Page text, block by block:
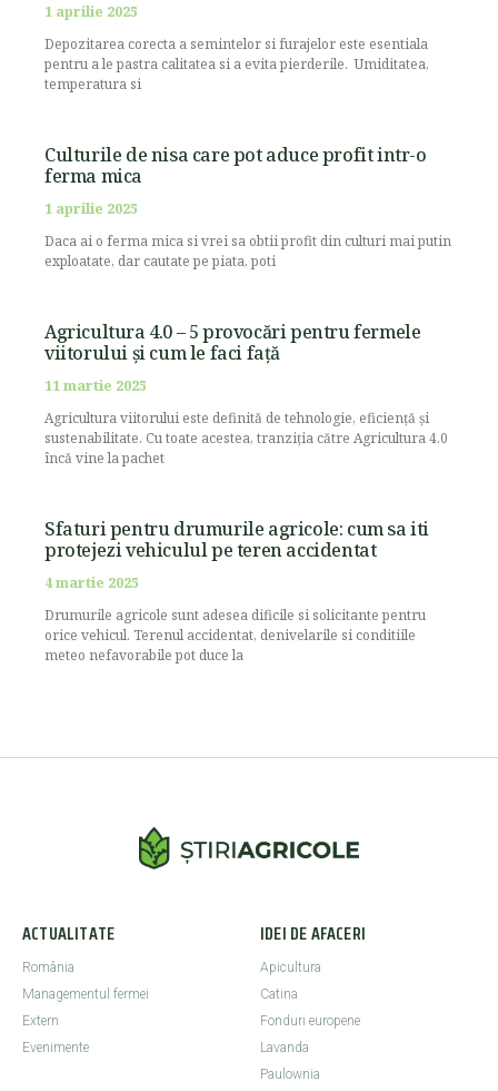
1 aprilie 2025
Depozitarea corecta a semintelor si furajelor este esentiala
pentru a le pastra calitatea si a evita pierderile. Umiditatea,
temperatura si
Culturile de nisa care pot aduce profit intr-o
ferma mica
1 aprilie 2025
Daca ai o ferma mica si vrei sa obtii profit din culturi mai putin
exploatate, dar cautate pe piata, poti
Agricultura 4.0 – 5 provocări pentru fermele
viitorului și cum le faci față
11 martie 2025
Agricultura viitorului este definită de tehnologie, eficiență și
sustenabilitate. Cu toate acestea, tranziția către Agricultura 4.0
încă vine la pachet
Sfaturi pentru drumurile agricole: cum sa iti
protejezi vehiculul pe teren accidentat
4 martie 2025
Drumurile agricole sunt adesea dificile si solicitante pentru
orice vehicul. Terenul accidentat, denivelarile si conditiile
meteo nefavorabile pot duce la
ACTUALITATE
România
Managementul fermei
Extern
Evenimente
IDEI DE AFACERI
Apicultura
Catina
Fonduri europene
Lavanda
Paulownia